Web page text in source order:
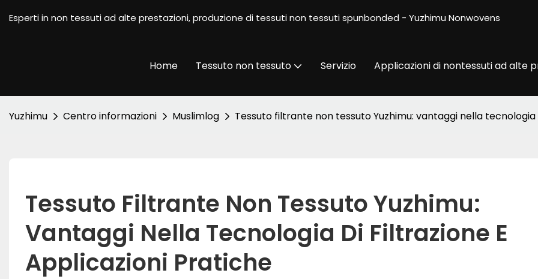
Esperti in non tessuti ad alte prestazioni, produzione di tessuti non tessuti spunbonded - Yuzhimu Nonwovens
Home Tessuto non tessuto Servizio Applicazioni di nontessuti ad alte
Yuzhimu Centro informazioni Muslimlog Tessuto filtrante non tessuto Yuzhimu: vantaggi nella
Tessuto Filtrante Non Tessuto Yuzhimu:
Vantaggi Nella Tecnologia Di Filtrazione E
Applicazioni Pratiche